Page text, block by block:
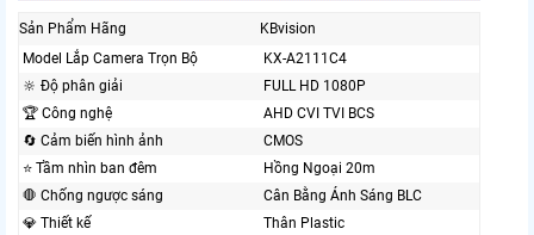
Sản Phẩm Hãng
KBvision
Model Lắp Camera Trọn Bộ
KX-A2111C4
🔆 Độ phân giải
FULL HD 1080P
🏆 Công nghệ
AHD CVI TVI BCS
🔄 Cảm biến hình ảnh
CMOS
⭐ Tầm nhìn ban đêm
Hồng Ngoại 20m
🛑 Chống ngược sáng
Cân Bằng Ánh Sáng BLC
💎 Thiết kế
Thân Plastic